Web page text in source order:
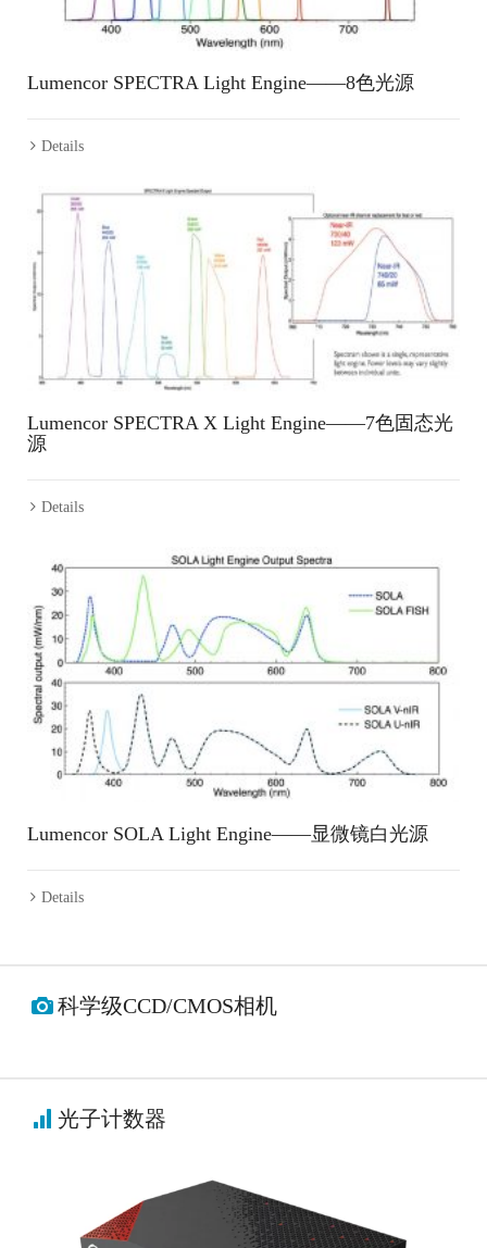
Lumencor SPECTRA Light Engine——8色光源
Details
Lumencor SPECTRA X Light Engine——7色固态光
源
Details
Lumencor SOLA Light Engine——显微镜白光源
Details
科学级CCD/CMOS相机
光子计数器